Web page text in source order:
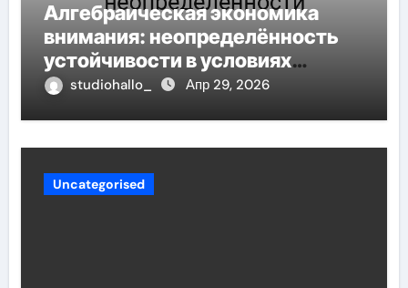
Алгебраическая экономика
внимания: неопределённость
устойчивости в условиях
неопределённости
studiohallo_ Апр 29, 2026
Uncategorised